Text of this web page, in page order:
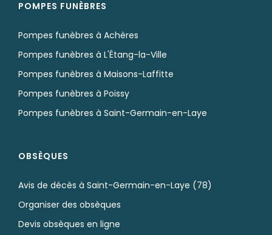
POMPES FUNÈBRES
Pompes funèbres à Achères
Pompes funèbres à L'Étang-la-Ville
Pompes funèbres à Maisons-Laffitte
Pompes funèbres à Poissy
Pompes funèbres à Saint-Germain-en-Laye
OBSÈQUES
Avis de décès à Saint-Germain-en-Laye (78)
Organiser des obsèques
Devis obsèques en ligne